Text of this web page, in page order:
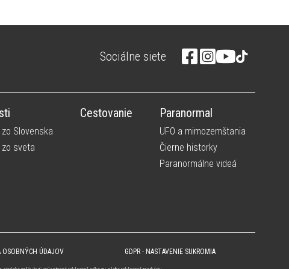
Sociálne siete
Slovenska
sveta
Cestovanie Paranormal
UFO a mimozemštania
Čierne historky
Paranormálne videá
OSOBNÝCH ÚDAJOV GDPR - NASTAVENIE SUKROMIA